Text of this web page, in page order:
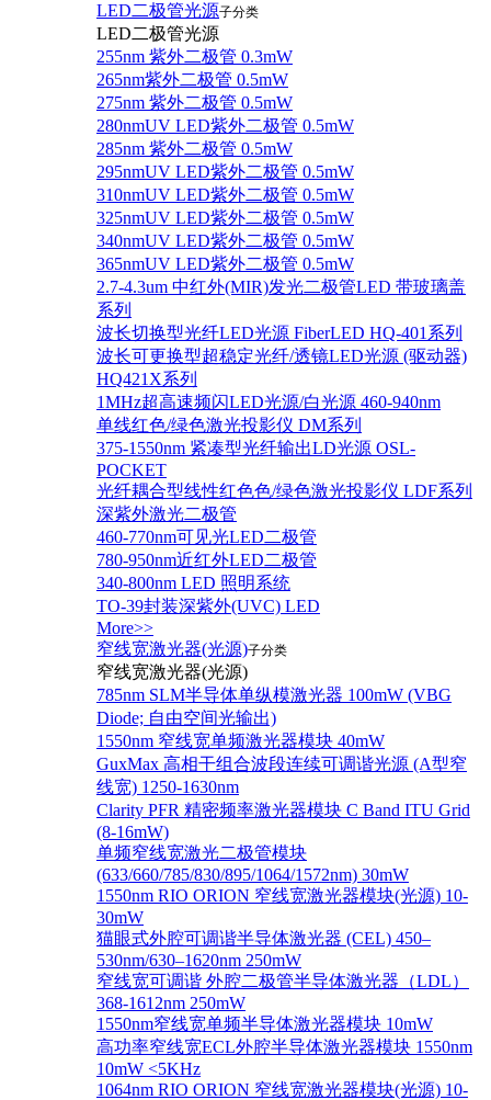
LED二极管光源子分类
LED二极管光源
255nm 紫外二极管 0.3mW
265nm紫外二极管 0.5mW
275nm 紫外二极管 0.5mW
280nmUV LED紫外二极管 0.5mW
285nm 紫外二极管 0.5mW
295nmUV LED紫外二极管 0.5mW
310nmUV LED紫外二极管 0.5mW
325nmUV LED紫外二极管 0.5mW
340nmUV LED紫外二极管 0.5mW
365nmUV LED紫外二极管 0.5mW
2.7-4.3um 中红外(MIR)发光二极管LED 带玻璃盖
系列
波长切换型光纤LED光源 FiberLED HQ-401系列
波长可更换型超稳定光纤/透镜LED光源 (驱动器)
HQ421X系列
1MHz超高速频闪LED光源/白光源 460-940nm
单线红色/绿色激光投影仪 DM系列
375-1550nm 紧凑型光纤输出LD光源 OSL-
POCKET
光纤耦合型线性红色色/绿色激光投影仪 LDF系列
深紫外激光二极管
460-770nm可见光LED二极管
780-950nm近红外LED二极管
340-800nm LED 照明系统
TO-39封装深紫外(UVC) LED
More>>
窄线宽激光器(光源)子分类
窄线宽激光器(光源)
785nm SLM半导体单纵模激光器 100mW (VBG
Diode; 自由空间光输出)
1550nm 窄线宽单频激光器模块 40mW
GuxMax 高相干组合波段连续可调谐光源 (A型窄
线宽) 1250-1630nm
Clarity PFR 精密频率激光器模块 C Band ITU Grid
(8-16mW)
单频窄线宽激光二极管模块
(633/660/785/830/895/1064/1572nm) 30mW
1550nm RIO ORION 窄线宽激光器模块(光源) 10-
30mW
猫眼式外腔可调谐半导体激光器 (CEL) 450–
530nm/630–1620nm 250mW
窄线宽可调谐 外腔二极管半导体激光器（LDL）
368-1612nm 250mW
1550nm窄线宽单频半导体激光器模块 10mW
高功率窄线宽ECL外腔半导体激光器模块 1550nm
10mW <5KHz
1064nm RIO ORION 窄线宽激光器模块(光源) 10-